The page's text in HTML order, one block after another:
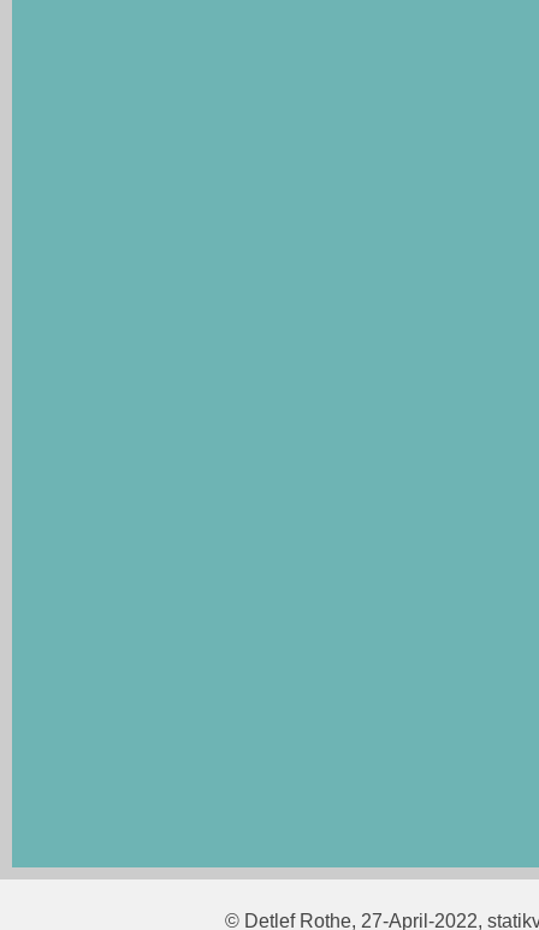
© Detlef Rothe, 27-April-2022,